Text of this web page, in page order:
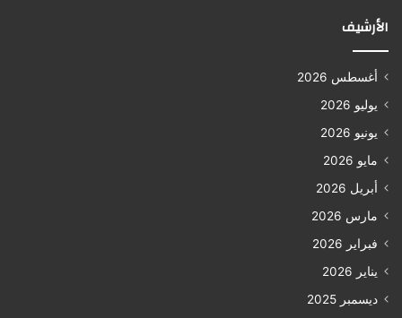
الأرشيف
أغسطس 2026
يوليو 2026
يونيو 2026
مايو 2026
أبريل 2026
مارس 2026
فبراير 2026
يناير 2026
ديسمبر 2025